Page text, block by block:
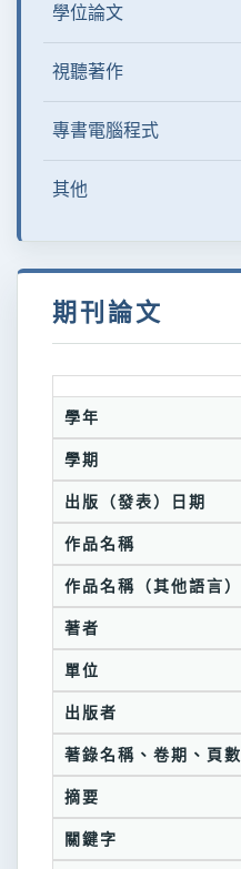
學位論文
視聽著作
專書電腦程式
其他
期刊論文
學年
學期
出版（發表）日期
作品名稱
作品名稱（其他語言）
著者
單位
出版者
著錄名稱、卷期、頁數
摘要
關鍵字